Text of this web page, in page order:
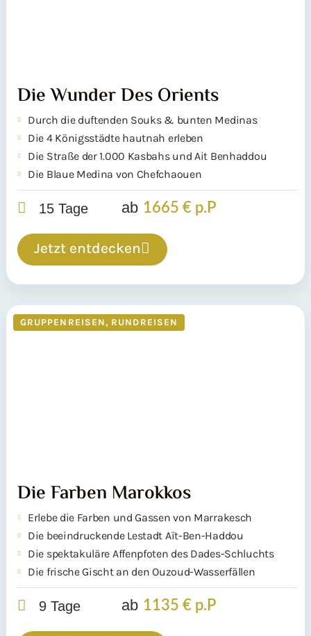
Die Wunder Des Orients
Durch die duftenden Souks & bunten Medinas
Die 4 Königsstädte hautnah erleben
Die Straße der 1.000 Kasbahs und Ait Benhaddou
Die Blaue Medina von Chefchaouen
15 Tage ab 1665 € p.P
Jetzt entdecken
GRUPPENREISEN, RUNDREISEN
Die Farben Marokkos
Erlebe die Farben und Gassen von Marrakesch
Die beeindruckende Lestadt Aït-Ben-Haddou
Die spektakuläre Affenpfoten des Dades-Schluchts
Die frische Gischt an den Ouzoud-Wasserfällen
9 Tage ab 1135 € p.P